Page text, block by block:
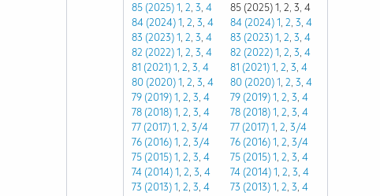
85 (2025) 1,2,3,4
84 (2024) 1,2,3,4
83 (2023) 1,2,3,4
82 (2022) 1,2,3,4
81 (2021) 1,2,3, 4
80 (2020) 1,2,3,4
79 (2019) 1,2,3,4
78 (2018) 1,2,3,4
77 (2017) 1,2,3/4
76 (2016) 1,2,3/4
75 (2015) 1,2,3,4
74 (2014) 1,2,3,4
73 (2013) 1,2,3,4
85 (2025) 1, 2, 3, 4
84 (2024) 1,2,3,4
83 (2023) 1,2,3,4
82 (2022) 1,2,3,4
81 (2021) 1,2,3,4
80 (2020) 1,2,3,4
79 (2019) 1,2,3,4
78 (2018) 1,2,3,4
77 (2017) 1,2,3/4
76 (2016) 1,2,3/4
75 (2015) 1,2,3,4
74 (2014) 1,2,3,4
73 (2013) 1,2,3,4